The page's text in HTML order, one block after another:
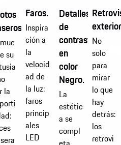
su
la
Faros.
Inspira
ción a
la
velocid
ad de
la luz:
faros
princip
ales
LED
Detalles
de
contraste
en
color
Negro.
La
estétic
a se
compl
No
solo
para
mirar
lo que
hay
detrás:
los
retrovi